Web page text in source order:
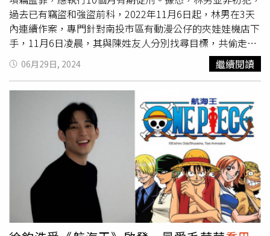
線吸收劑，減少肌膚負擔。適合敏感肌膚、孩童或希望使用
低刺激防曬產品的人。雪肌精輕水感 UV 防曬（航海王聯名
版）SPF50+/PA++++ 60g / 750元（圖/品牌提供）
能讓肌膚在烈日下保持清爽透亮，正好能呼應航海王的夥伴
們在冒險時最常說的「交給我們吧！」面對接下來的豔陽，
也請放心把肌膚交給雪肌精為妳守護吧。 在 Instagram 查
看這則貼文 從 Instagram 分享的貼文 在日本已經引發搶貨
潮的航海王x雪肌精聯名防曬，台灣將於3/1正式開賣！包含
航海王魯夫限定版的雪肌精輕水感UV防曬凝膠、航海王索
隆限定版的雪肌精輕水感UV防曬乳、航海王喬巴限定版的
雪肌精漾活低敏UV全效防禦乳，必須一次通通入手才行。
（圖／品牌提供）
過去已有竊盜和強盜前科，2022年11月6日起，林男在3天
內連續作案，專門針對南投市區有動漫公仔的夾娃娃機店下
手，11月6日凌晨，其與陳姓友人分別找尋目標，共偷走19
個公仔，其中包括價值高達5000元的青雉腳踏車公仔，最
便宜的也有500元，總市價達5萬1000元，事後2人將偷來的
公仔全部搬回陳男的租屋處，由陳男負責銷贓，最後賣得1
萬元，2人平分，各得5000元。然而，這只是開始，2022年
11月7日，林男單獨行動，先偷1輛腳踏車作為代步工具，
再利用這輛腳踏車搜尋下手目標，當天連偷3家夾娃娃機
店，得手17個包括航海王等動漫公仔，總價約5萬8300元，
11月8日，林男再次犯案，偷走一家店內4個價值合計1萬
8000元的公仔，其中1個
GK公仔就值6000元。林男被
捕後，對於與陳姓友人一起偷竊並銷贓的部分，坦承不諱，
但對於其他單獨犯案的部分，林男則不願交代，並聲稱不知
去向，其所偷的腳踏車已歸還給原車主，南投地方法院法官
針對林男共計8次的偷竊行為，判處每次2至4個月不等的有
06月29日, 2024 繼續閱讀